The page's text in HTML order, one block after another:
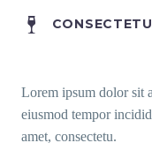
Lorem ipsum dolor sit
eiusmod tempor
amet, consectetu.